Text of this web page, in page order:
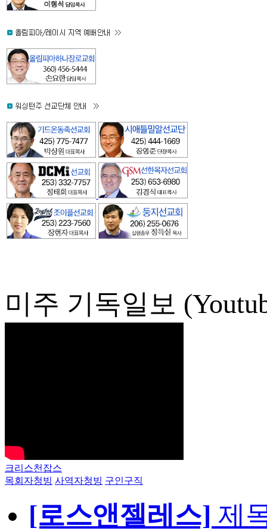
미주 기독일보
크리스천잡스
목회자청빙 사역자청빙 구인구직
[로스앤젤레스] 제